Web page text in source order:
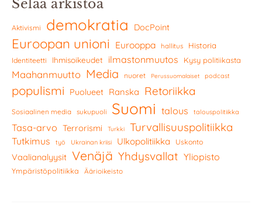
Selaa arkistoa
Aktivismi demokratia DocPoint
Euroopan unioni Eurooppa hallitus Historia
Identiteetti Ihmisoikeudet ilmastonmuutos Kysy politiikasta
Maahanmuutto Media nuoret Perussuomalaiset podcast
populismi Puolueet Ranska Retoriikka
Sosiaalinen media sukupuoli Suomi talous talouspolitiikka
Tasa-arvo Terrorismi Turkki Turvallisuuspolitiikka
Tutkimus työ Ukrainan kriisi Ulkopolitiikka Uskonto
Vaalianalyysit Venäjä Yhdysvallat Yliopisto
Ympäristöpolitiikka Äärioikeisto